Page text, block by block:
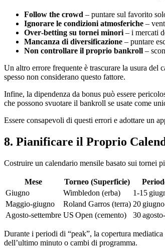
Follow the crowd – puntare sul favorito
Ignorare le condizioni atmosferiche –
Over‑betting su tornei minori – i mercati
Mancanza di diversificazione – puntare
Non controllare il proprio bankroll –
Un altro errore frequente è trascurare la usura
spesso non considerano questo fattore.
Infine, la dipendenza da bonus può essere
che possono svuotare il bankroll se usate come
Essere consapevoli di questi errori e adottare un
8. Pianificare il Proprio
Costruire un calendario mensile basato sui tornei
Mese Torneo (Superficie)
Giugno
Wimbledon (erba) 1‑15
Maggio‑giugno
Roland Garros (terra) 20
Agosto‑settembre US Open (cemento) 30
Durante i periodi di “peak”, la copertura
dell’ultimo minuto o cambi di programma.